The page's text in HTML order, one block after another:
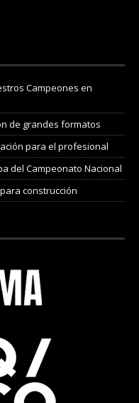
Campeones en
de grandes formatos
para el profesional
del Campeonato Nacional
construcción